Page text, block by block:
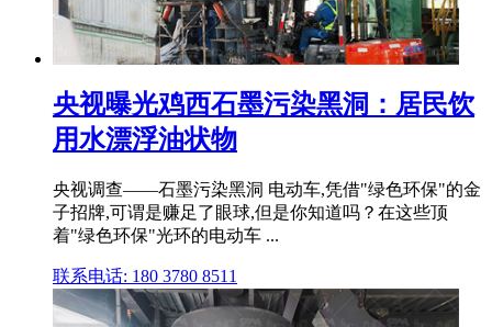
央视曝光鸡西石墨污染黑洞：居民饮
用水漂浮油状物
央视调查——石墨污染黑洞 电动车,凭借"绿色环保"的金
子招牌,可谓是赚足了眼球,但是你知道吗？在这些顶
着"绿色环保"光环的电动车 ...
联系电话: 180 3780 8511